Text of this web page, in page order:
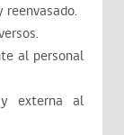
al personal
y externa al